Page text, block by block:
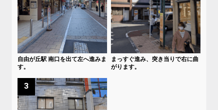
自由が丘駅 南口を出て左へ進みま
す。
まっすぐ進み、突き当りで右に曲
がります。
3